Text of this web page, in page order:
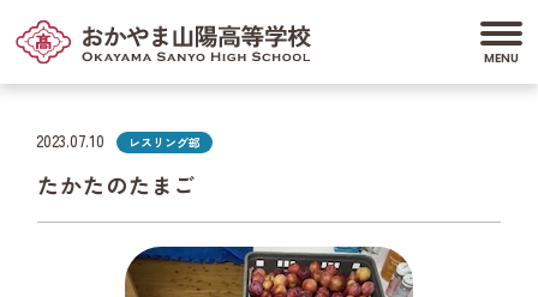
2023.07.10 レスリング部
たかたのたまご